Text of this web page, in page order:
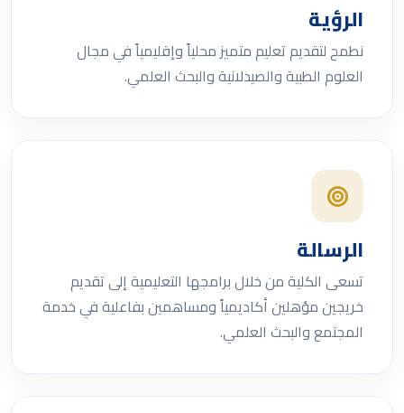
الرؤية
نطمح لتقديم تعليم متميز محلياً وإقليمياً في مجال
العلوم الطبية والصيدلانية والبحث العلمي.
الرسالة
تسعى الكلية من خلال برامجها التعليمية إلى تقديم
خريجين مؤهلين أكاديمياً ومساهمين بفاعلية في خدمة
المجتمع والبحث العلمي.